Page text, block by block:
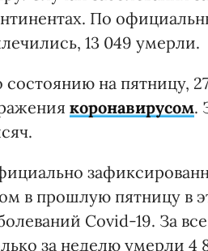
По
13 049 умерли.
состоянию на пятницу,
коронавирусом.
в прошлую пятницу в
Covid-19. За
за неделю умерли 4